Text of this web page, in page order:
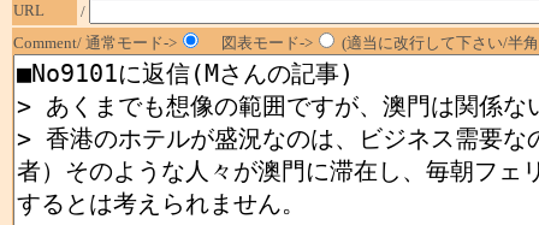
URL
/
Comment/ 通常モード->
図表モード-> (適当に改行して下さい/半